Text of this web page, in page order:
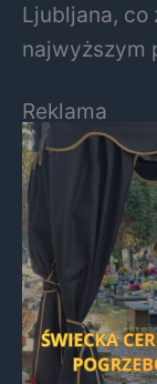
Ljubljana, co
najwyższym
Reklama